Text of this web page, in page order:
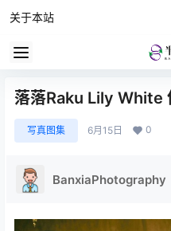
关于本站
落落Raku Lily White
写真图集 6月15日 0
BanxiaPhotography